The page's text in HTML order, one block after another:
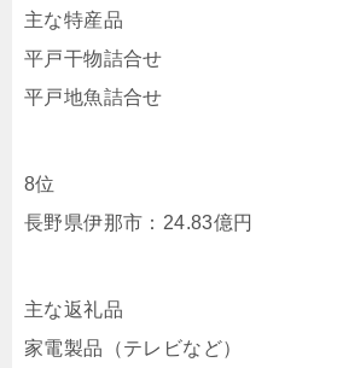
主な特産品
平戸干物詰合せ
平戸地魚詰合せ
8位
長野県伊那市：24.83億円
主な返礼品
家電製品（テレビなど）